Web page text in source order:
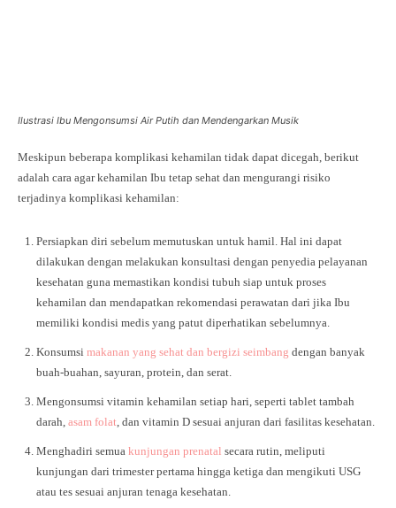
Ilustrasi Ibu Mengonsumsi Air Putih dan Mendengarkan Musik
Meskipun beberapa komplikasi kehamilan tidak dapat dicegah, berikut
adalah cara agar kehamilan Ibu tetap sehat dan mengurangi risiko
terjadinya komplikasi kehamilan:
Persiapkan diri sebelum memutuskan untuk hamil. Hal ini dapat
dilakukan dengan melakukan konsultasi dengan penyedia pelayanan
kesehatan guna memastikan kondisi tubuh siap untuk proses
kehamilan dan mendapatkan rekomendasi perawatan dari jika Ibu
memiliki kondisi medis yang patut diperhatikan sebelumnya.
Konsumsi makanan yang sehat dan bergizi seimbang dengan banyak
buah-buahan, sayuran, protein, dan serat.
Mengonsumsi vitamin kehamilan setiap hari, seperti tablet tambah
darah, asam folat, dan vitamin D sesuai anjuran dari fasilitas kesehatan.
Menghadiri semua kunjungan prenatal secara rutin, meliputi
kunjungan dari trimester pertama hingga ketiga dan mengikuti USG
atau tes sesuai anjuran tenaga kesehatan.